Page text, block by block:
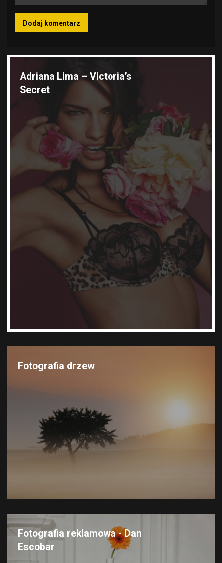
Adriana Lima – Victoria’s
Secret
Fotografia drzew
Fotografia reklamowa - Dan
Escobar